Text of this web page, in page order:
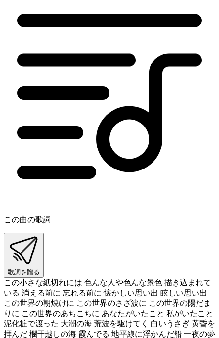
この曲の歌詞
歌詞を贈る
この小さな紙切れには 色んな人や色んな景色 描き込まれて
いる 消える前に 忘れる前に 懐かしい思い出 眩しい思い出
この世界の朝焼けに この世界のさざ波に この世界の陽だま
りに この世界のあちこちに あなたがいたこと 私がいたこと
泥化粧で渡った 大潮の海 荒波を駆けてく 白いうさぎ 黄昏を
拝んだ 欄干越しの海 霞んでる 地平線に浮かんだ船 一夜の夢